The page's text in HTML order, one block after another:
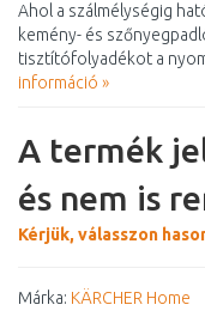
Ahol a szálmélységig
kemény- és
tisztítófolyadékot a
információ »
A termék
és nem is
Kérjük, válasszon
Márka: KÄRCHER Home